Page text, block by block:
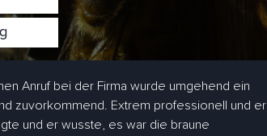
Anruf bei der Firma wurde umgehend ein
zuvorkommend. Extrem professionell und er
und er wusste, es war die braune